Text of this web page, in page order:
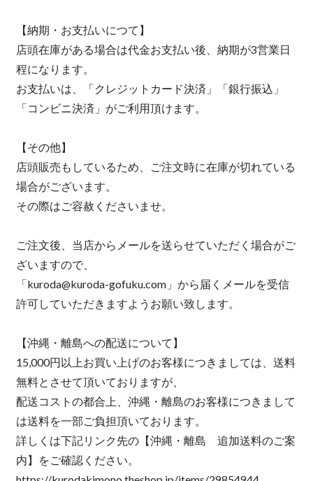
【納期・お支払いにつて】
店頭在庫がある場合は代金お支払い後、納期が3営業日
程になります。
お支払いは、「クレジットカード決済」「銀行振込」
「コンビニ決済」がご利用頂けます。
【その他】
店頭販売もしているため、ご注文時に在庫が切れている
場合がございます。
その際はご容赦くださいませ。
ご注文後、当店からメールを送らせていただく場合がご
ざいますので、
「kuroda@kuroda-gofuku.com」から届くメールを受信
許可していただきますようお願い致します。
【沖縄・離島への配送について】
15,000円以上お買い上げのお客様につきましては、送料
無料とさせて頂いておりますが、
配送コストの都合上、沖縄・離島のお客様につきまして
は送料を一部ご負担頂いております。
詳しくは下記リンク先の【沖縄・離島 追加送料のご案
内】をご確認ください。